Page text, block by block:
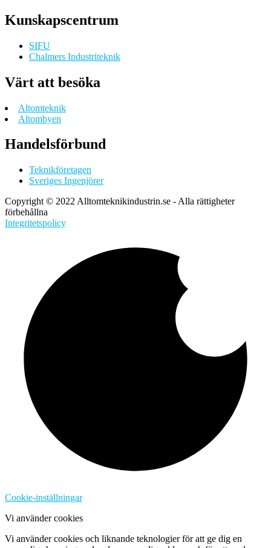
Kunskapscentrum
SIFU
Chalmers Industriteknik
Värt att besöka
Altomteknik
Altombyen
Handelsförbund
Teknikföretagen
Sveriges Ingenjörer
Copyright © 2022 Alltomteknikindustrin.se - Alla rättigheter
förbehållna
Integritetspolicy
Cookie-inställningar
Vi använder cookies
Vi använder cookies och liknande teknologier för att ge dig en